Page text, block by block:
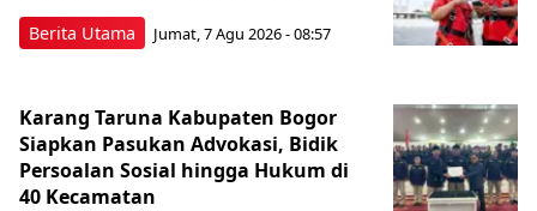
Berita Utama Jumat, 7 Agu 2026 - 08:57
Karang Taruna Kabupaten Bogor
Siapkan Pasukan Advokasi, Bidik
Persoalan Sosial hingga Hukum di
40 Kecamatan